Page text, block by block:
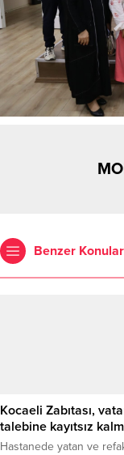
Benzer Konular
Kocaeli Zabıtası,
talebine kayıtsız
Hastanede yatan ve